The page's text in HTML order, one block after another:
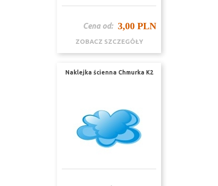
Cena od: 3,00 PLN
ZOBACZ SZCZEGÓŁY
Naklejka ścienna Chmurka K2